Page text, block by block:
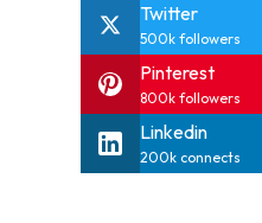
Twitter
500k followers
Pinterest
800k followers
Linkedin
200k connects